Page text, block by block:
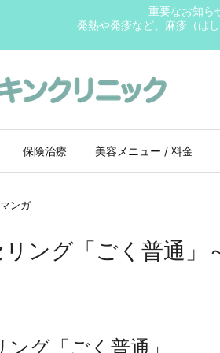
重要なお知ら
発熱や発疹など、麻疹（は
保険治療 美容メニュー / 料金
ンガ
ング「ごく普通」
グ「ごく普通」